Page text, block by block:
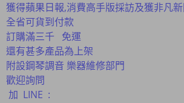
獲得蘋果日報,消費高手版採訪及獲非凡
全省可貨到付款
​訂購滿三千 免運
還有甚多產品為上架
附設鋼琴調音 樂器維修部門
歡迎詢問
加 LINE :